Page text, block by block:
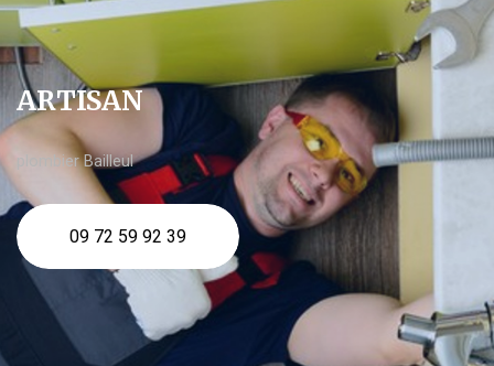
ARTISAN
plombier Bailleul
09 72 59 92 39